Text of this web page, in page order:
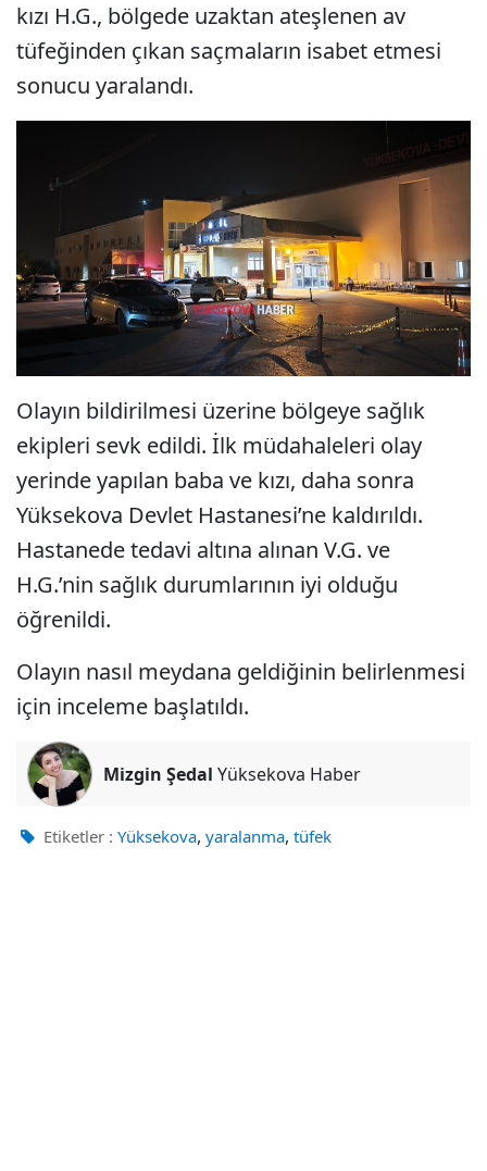
kızı H.G., bölgede uzaktan ateşlenen av
tüfeğinden çıkan saçmaların isabet etmesi
sonucu yaralandı.
Olayın bildirilmesi üzerine bölgeye sağlık
ekipleri sevk edildi. İlk müdahaleleri olay
yerinde yapılan baba ve kızı, daha sonra
Yüksekova Devlet Hastanesi’ne kaldırıldı.
Hastanede tedavi altına alınan V.G. ve
H.G.’nin sağlık durumlarının iyi olduğu
öğrenildi.
Olayın nasıl meydana geldiğinin belirlenmesi
için inceleme başlatıldı.
Mizgin Şedal Yüksekova Haber
Etiketler : Yüksekova, yaralanma, tüfek